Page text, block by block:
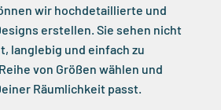
wir hochdetaillierte und
erstellen. Sie sehen nicht
langlebig und einfach zu
von Größen wählen und
Räumlichkeit passt.